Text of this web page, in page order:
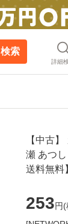
検索
詳細
【中古
瀬 あつ
送料無料
253円(